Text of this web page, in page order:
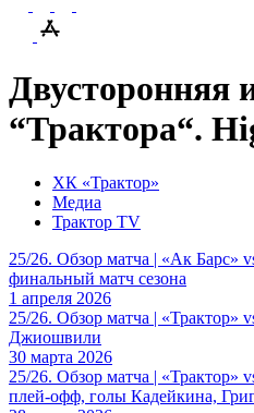
Двусторонняя
“Трактора“.
ХК «Трактор»
Медиа
Трактор TV
25/26. Обзор матча | «Ак Барс»
финальный матч сезона
1 апреля 2026
25/26. Обзор матча | «Трактор»
Джиошвили
30 марта 2026
25/26. Обзор матча | «Трактор»
плей-офф, голы Кадейкина,